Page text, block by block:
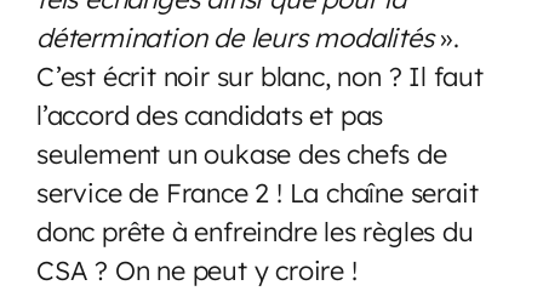
détermination de leurs modalités».
C’est écrit noir sur blanc, non ? Il faut
l’accord des candidats et pas
seulement un oukase des chefs de
service de France 2 ! La chaîne serait
donc prête à enfreindre les règles du
CSA ? On ne peut y croire !